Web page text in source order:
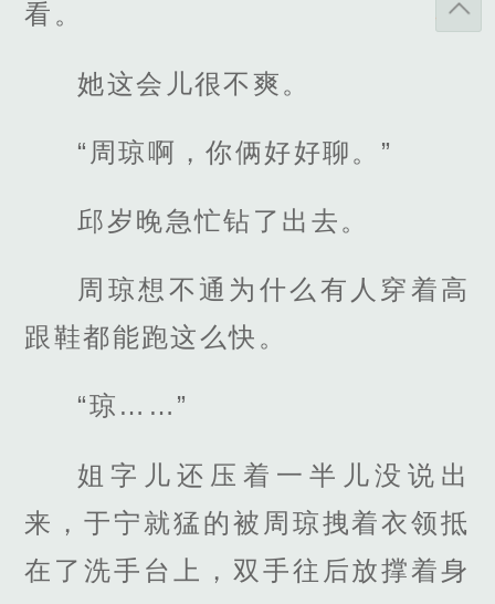
看。
她这会儿很不爽。
“周琼啊，你俩好好聊。”
邱岁晚急忙钻了出去。
周琼想不通为什么有人穿着高
跟鞋都能跑这么快。
“琼……”
姐字儿还压着一半儿没说出
来，于宁就猛的被周琼拽着衣领抵
在了洗手台上，双手往后放撑着身